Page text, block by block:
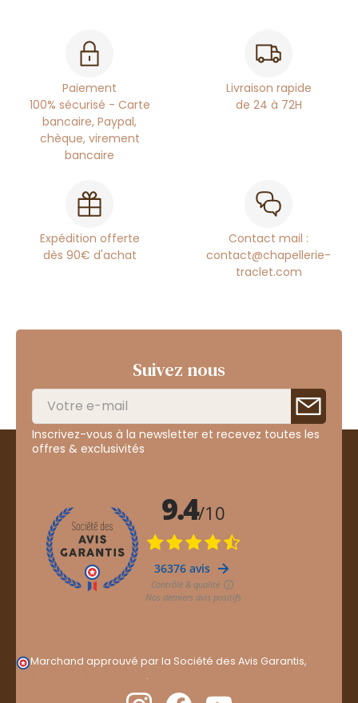
Paiement
100% sécurisé - Carte
bancaire, Paypal,
chèque, virement
bancaire
Livraison rapide
de 24 à 72H
Expédition offerte
dès 90€ d'achat
Contact mail :
contact@chapellerie-
traclet.com
Suivez nous
Inscrivez-vous à la newsletter et recevez toutes les
offres & exclusivités
Marchand approuvé par la Société des Avis Garantis,
.